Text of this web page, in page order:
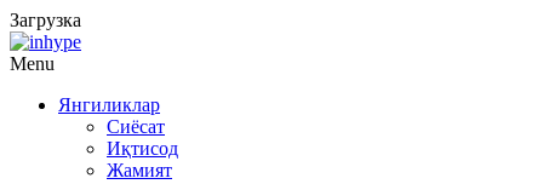
Загрузка
Menu
Янгиликлар
Сиёсат
Иқтисод
Жамият